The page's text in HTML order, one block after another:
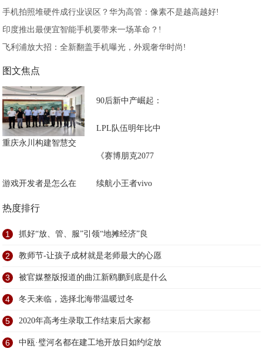
手机拍照堆硬件成行业误区？华为高管：像素不是越高越好!
印度推出最便宜智能手机要带来一场革命？!
飞利浦放大招：全新翻盖手机曝光，外观奢华时尚!
图文焦点
重庆永川构建智慧交
90后新中产崛起：
LPL队伍明年比中
《赛博朋克2077
游戏开发者是怎么在 续航小王者vivo
热度排行
1 抓好“放、管、服”引领“地摊经济”良
2 教师节-让孩子成材就是老师最大的心愿
3 被官媒整版报道的曲江新鸥鹏到底是什么
4 冬天来临，选择北海带温暖过冬
5 2020年高考生录取工作结束后大家都
6 中瓯·璧河名都在建工地开放日如约绽放